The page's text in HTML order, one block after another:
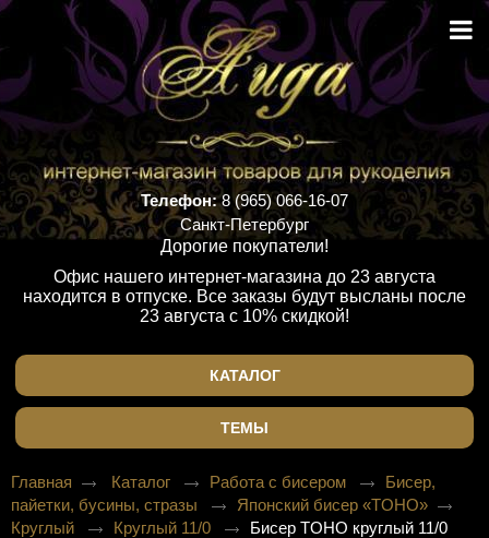
Телефон:8 (965) 066-16-07
Санкт-Петербург
Дорогие покупатели!
Офис нашего интернет-магазина до 23 августа
находится в отпуске. Все заказы будут высланы после
23 августа с 10% скидкой!
КАТАЛОГ
ТЕМЫ
Главная Каталог Работа с бисером
Бисер,
пайетки, бусины, стразы
Японский бисер «TOHO»
Круглый
Круглый 11/0
Бисер TOHO круглый 11/0